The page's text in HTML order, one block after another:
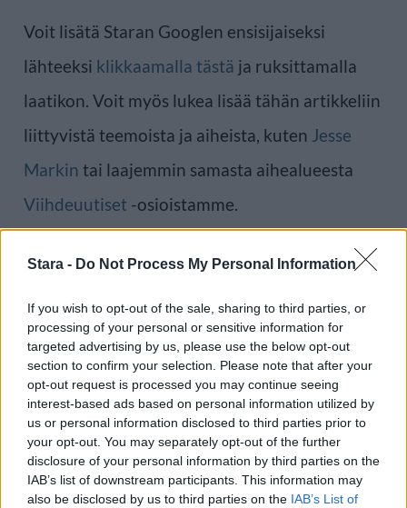
Stara - Do Not Process My Personal Information
If you wish to opt-out of the sale, sharing to third parties, or
processing of your personal or sensitive information for
targeted advertising by us, please use the below opt-out
section to confirm your selection. Please note that after your
opt-out request is processed you may continue seeing
interest-based ads based on personal information utilized by
us or personal information disclosed to third parties prior to
your opt-out. You may separately opt-out of the further
disclosure of your personal information by third parties on the
IAB’s list of downstream participants. This information may
also be disclosed by us to third parties on the IAB’s List of
Voit lisätä Staran Googlen ensisijaiseksi
lähteeksi klikkaamalla tästä ja ruksittamalla
laatikon. Voit myös lukea lisää tähän artikkeliin
liittyvistä teemoista ja aiheista, kuten Jesse
Markin tai laajemmin samasta aihealueesta
Viihdeuutiset -osioistamme.
Ilmoita virheestä·Tietoa meistä·Toimitusperiaatteet